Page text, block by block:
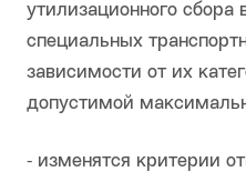
утилизационного сбора
специальных
зависимости от их
допустимой
⁃ изменятся критерии